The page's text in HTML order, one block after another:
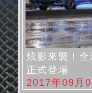
炫影來襲！
正式登場
2017年09月